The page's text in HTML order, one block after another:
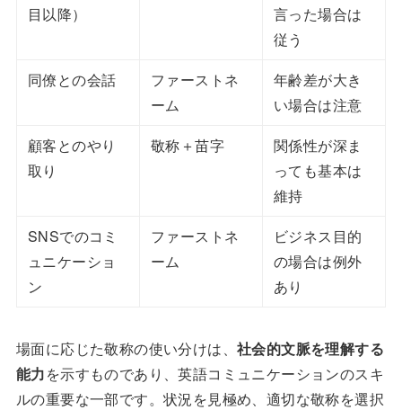
目以降）
言った場合は
従う
同僚との会話
ファーストネ
ーム
年齢差が大き
い場合は注意
顧客とのやり
取り
敬称＋苗字
関係性が深ま
っても基本は
維持
SNSでのコミ
ュニケーショ
ン
ファーストネ
ーム
ビジネス目的
の場合は例外
あり
場面に応じた敬称の使い分けは、 社会的文脈を理解する
能力を示すものであり、英語コミュニケーションのスキ
ルの重要な一部です。状況を見極め、適切な敬称を選択